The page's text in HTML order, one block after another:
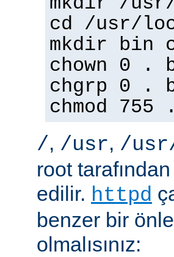
cd /usr/
mkdir bin
chown 0 .
chgrp 0 .
chmod
/, /usr, /
root
edilir. httpd
benzer bir
olmalısınız: